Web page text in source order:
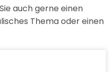
auch gerne einen
Thema oder einen